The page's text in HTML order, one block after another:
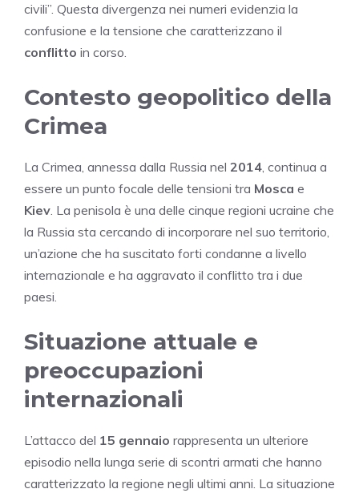
civili”. Questa divergenza nei numeri evidenzia la
confusione e la tensione che caratterizzano il
conflitto in corso.
Contesto geopolitico della
Crimea
La Crimea, annessa dalla Russia nel 2014, continua a
essere un punto focale delle tensioni tra Mosca e
Kiev. La penisola è una delle cinque regioni ucraine che
la Russia sta cercando di incorporare nel suo territorio,
un’azione che ha suscitato forti condanne a livello
internazionale e ha aggravato il conflitto tra i due
paesi.
Situazione attuale e
preoccupazioni
internazionali
L’attacco del 15 gennaio rappresenta un ulteriore
episodio nella lunga serie di scontri armati che hanno
caratterizzato la regione negli ultimi anni. La situazione